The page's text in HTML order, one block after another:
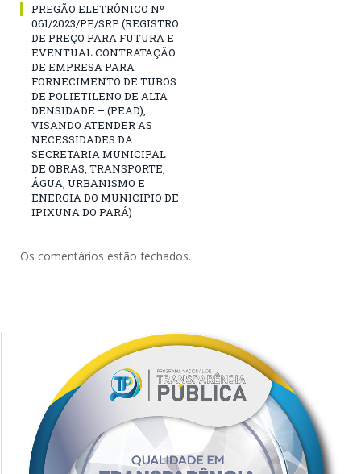
PREGÃO ELETRÔNICO Nº
061/2023/PE/SRP (REGISTRO
DE PREÇO PARA FUTURA E
EVENTUAL CONTRATAÇÃO
DE EMPRESA PARA
FORNECIMENTO DE TUBOS
DE POLIETILENO DE ALTA
DENSIDADE – (PEAD),
VISANDO ATENDER AS
NECESSIDADES DA
SECRETARIA MUNICIPAL
DE OBRAS, TRANSPORTE,
ÁGUA, URBANISMO E
ENERGIA DO MUNICIPIO DE
IPIXUNA DO PARÁ)
Os comentários estão fechados.